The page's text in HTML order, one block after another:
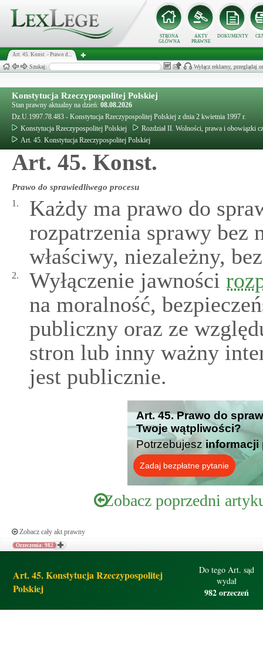
STRONA
GŁÓWNA
AKTY
PRAWNE
DOKUMENTY
Art. 45. Konst. - Prawo d...
Szukaj: Wyłącz reklamy, przeglądaj
Konstytucja Rzeczypospolitej Polskiej
Stan prawny aktualny na dzień: 08.08.2026
Dz.U.1997.78.483 - Konstytucja Rzeczypospolitej Polskiej z dnia 2 kwietnia 1997 r.
Konstytucja Rzeczypospolitej Polskiej
Rozdział II. Wolności, prawa i obowiązki
Art. 45. Konstytucja Rzeczypospolitej Polskiej
Art. 45. Konst.
Prawo do sprawiedliwego procesu
1.
Każdy ma prawo do
rozpatrzenia sprawy bez
właściwy, niezależny,
2. Wyłączenie jawności
na moralność,
publiczny oraz ze
stron lub inny ważny
jest publicznie.
Art. 45. Prawo do
Twoje wątpliwości?
Potrzebujesz informacji
Zadaj bezpłatne pytanie
Zobacz poprzedni
Zobacz cały akt prawny
Orzeczenia: 982
Art. 45. Konstytucja Rzeczypospolitej
Polskiej
Do tego Art. sąd
wydał
982 orzeczeń